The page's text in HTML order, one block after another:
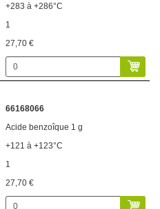
+283 à +286°C
1
27,70 €
66168066
Acide benzoîque 1 g
+121 à +123°C
1
27,70 €